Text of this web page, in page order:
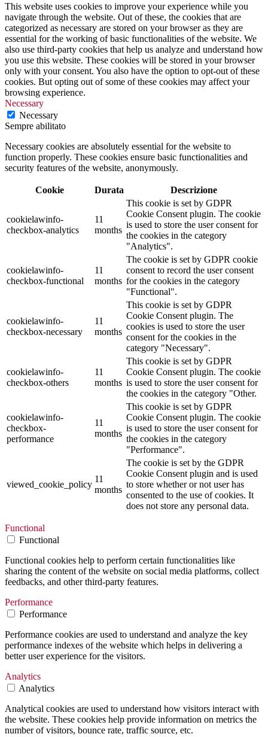
This website uses cookies to improve your experience while you
navigate through the website. Out of these, the cookies that are
categorized as necessary are stored on your browser as they are
essential for the working of basic functionalities of the website. We
also use third-party cookies that help us analyze and understand how
you use this website. These cookies will be stored in your browser
only with your consent. You also have the option to opt-out of these
cookies. But opting out of some of these cookies may affect your
browsing experience.
Necessary
Necessary
Sempre abilitato
Necessary cookies are absolutely essential for the website to
function properly. These cookies ensure basic functionalities and
security features of the website, anonymously.
Cookie Durata Descrizione
cookielawinfo-
checkbox-analytics
11
months
This cookie is set by GDPR
Cookie Consent plugin. The cookie
is used to store the user consent for
the cookies in the category
"Analytics".
cookielawinfo-
checkbox-functional
11
months
The cookie is set by GDPR cookie
consent to record the user consent
for the cookies in the category
"Functional".
cookielawinfo-
checkbox-necessary
11
months
This cookie is set by GDPR
Cookie Consent plugin. The
cookies is used to store the user
consent for the cookies in the
category "Necessary".
cookielawinfo-
checkbox-others
11
months
This cookie is set by GDPR
Cookie Consent plugin. The cookie
is used to store the user consent for
the cookies in the category "Other.
cookielawinfo-
checkbox-
performance
11
months
This cookie is set by GDPR
Cookie Consent plugin. The cookie
is used to store the user consent for
the cookies in the category
"Performance".
viewed_cookie_policy
11
months
The cookie is set by the GDPR
Cookie Consent plugin and is used
to store whether or not user has
consented to the use of cookies. It
does not store any personal data.
Functional
Functional
Functional cookies help to perform certain functionalities like
sharing the content of the website on social media platforms, collect
feedbacks, and other third-party features.
Performance
Performance
Performance cookies are used to understand and analyze the key
performance indexes of the website which helps in delivering a
better user experience for the visitors.
Analytics
Analytics
Analytical cookies are used to understand how visitors interact with
the website. These cookies help provide information on metrics the
number of visitors, bounce rate, traffic source, etc.